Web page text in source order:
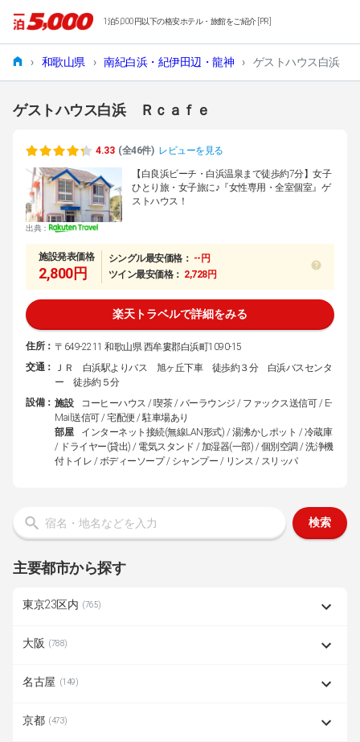
1泊5,000円以下の格安ホテル・旅館をご紹介 [PR]
› 和歌山県 › 南紀白浜・紀伊田辺・龍神 › ゲストハウス白浜
ゲストハウス白浜 Ｒｃａｆｅ
4.33 (全46件) レビューを見る
出典：
【白良浜ビーチ・白浜温泉まで徒歩約7分】女子
ひとり旅・女子旅に♪『女性専用・全室個室』ゲ
ストハウス！
施設発表価格
2,800円
シングル最安価格： --円
ツイン最安価格： 2,728円
楽天トラベルで詳細をみる
住所： 〒649-2211 和歌山県 西牟婁郡白浜町1090-15
交通：
ＪＲ 白浜駅よりバス 旭ヶ丘下車 徒歩約３分 白浜バスセンタ
ー 徒歩約５分
設備： 施設
コーヒーハウス / 喫茶 / バーラウンジ / ファックス送信可 / E-
Mail送信可 / 宅配便 / 駐車場あり
部屋
インターネット接続(無線LAN形式) / 湯沸かしポット / 冷蔵庫
/ ドライヤー(貸出) / 電気スタンド / 加湿器(一部) / 個別空調 / 洗浄機
付トイレ / ボディーソープ / シャンプー / リンス / スリッパ
検索
主要都市から探す
東京23区内 (765)
大阪 (788)
名古屋 (149)
京都 (473)